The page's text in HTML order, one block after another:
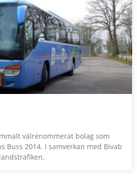
välrenommerat bolag som
Buss 2014. I samverkan med Bivab